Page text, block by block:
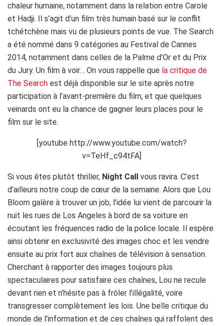
chaleur humaine, notamment dans la relation entre Carole
et Hadji. Il s’agit d’un film très humain basé sur le conflit
tchétchène mais vu de plusieurs points de vue. The Search
a été nommé dans 9 catégories au Festival de Cannes
2014, notamment dans celles de la Palme d’Or et du Prix
du Jury. Un film à voir… On vous rappelle que la critique de
The Search est déjà disponible sur le site après notre
participation à l’avant-première du film, et que quelques
veinards ont eu la chance de gagner leurs places pour le
film sur le site.
[youtube http://www.youtube.com/watch?
v=TeHf_c94tFA]
Si vous êtes plutôt thriller, Night Call vous ravira. C’est
d’ailleurs notre coup de cœur de la semaine. Alors que Lou
Bloom galère à trouver un job, l’idée lui vient de parcourir la
nuit les rues de Los Angeles à bord de sa voiture en
écoutant les fréquences radio de la police locale. Il espère
ainsi obtenir en exclusivité des images choc et les vendre
ensuite au prix fort aux chaînes de télévision à sensation.
Cherchant à rapporter des images toujours plus
spectaculaires pour satisfaire ces chaînes, Lou ne recule
devant rien et n’hésite pas à frôler l’illégalité, voire
transgresser complètement les lois. Une belle critique du
monde de l’information et de ces chaînes qui raffolent des